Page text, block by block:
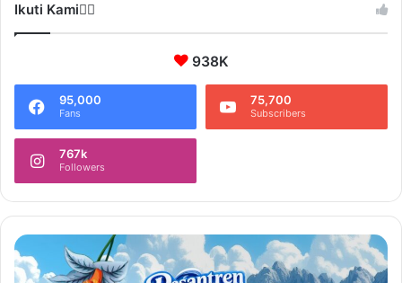
Ikuti Kami❤️‍🔥
938K
95,000
Fans
75,700
Subscribers
767k
Followers